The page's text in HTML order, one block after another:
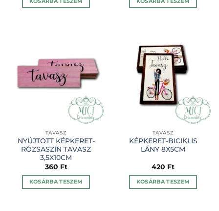
TAVASZ
NYÚJTOTT KÉPKERET-
RÓZSASZÍN TAVASZ
3,5X10CM
360 Ft
KOSÁRBA TESZEM
TAVASZ
KÉPKERET-BICIKLIS
LÁNY 8X5CM
420 Ft
KOSÁRBA TESZEM